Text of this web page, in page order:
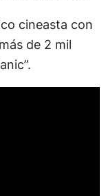
cineasta con
de 2 mil